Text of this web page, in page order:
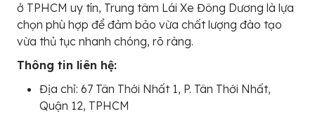
ở TPHCM uy tín, Trung tâm Lái Xe Đông Dương là lựa
chọn phù hợp để đảm bảo vừa chất lượng đào tạo
vừa thủ tục nhanh chóng, rõ ràng.
Thông tin liên hệ:
Địa chỉ: 67 Tân Thới Nhất 1, P. Tân Thới Nhất,
Quận 12, TPHCM